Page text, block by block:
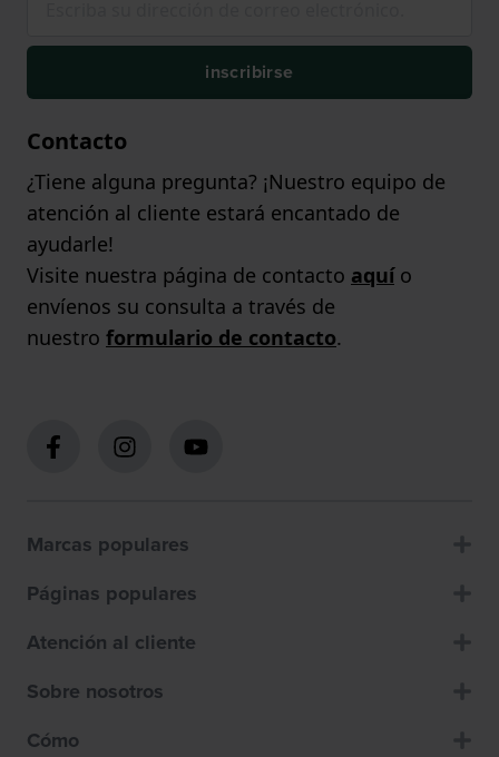
inscribirse
Contacto
¿Tiene alguna pregunta? ¡Nuestro equipo de
atención al cliente estará encantado de
ayudarle!
Visite nuestra página de contacto aquío
envíenos su consulta a través de
nuestro formulario de contacto.
Marcas populares
Páginas populares
Atención al cliente
Sobre nosotros
Cómo